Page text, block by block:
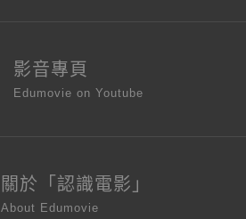
影音專頁
Edumovie on Youtube
關於「認識電影」
About Edumovie